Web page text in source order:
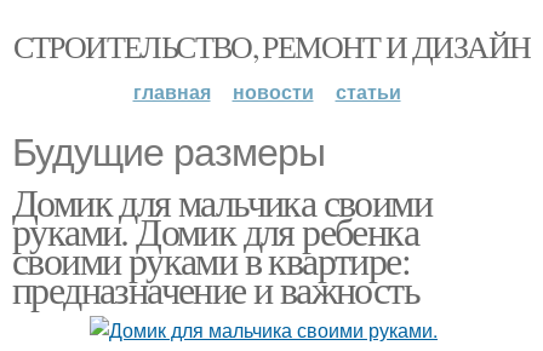
СТРОИТЕЛЬСТВО, РЕМОНТ И ДИЗАЙН
главная новости статьи
Будущие размеры
Домик для мальчика своими
руками. Домик для ребенка
своими руками в квартире:
предназначение и важность